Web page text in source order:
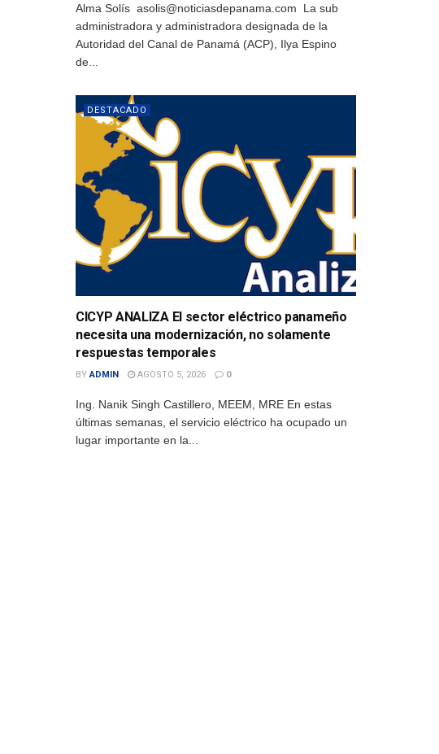
Alma Solís asolis@noticiasdepanama.com La sub
administradora y administradora designada de la
Autoridad del Canal de Panamá (ACP), Ilya Espino
de...
DESTACADO
CICYP ANALIZA El sector eléctrico panameño
necesita una modernización, no solamente
respuestas temporales
BY ADMIN AGOSTO 5, 2026 0
Ing. Nanik Singh Castillero, MEEM, MRE En estas
últimas semanas, el servicio eléctrico ha ocupado un
lugar importante en la...